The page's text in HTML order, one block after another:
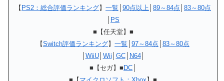
【 PS2：総合評価ランキング】 一覧 90点以上 89～84点 83～80点
PS
■【任天堂】■
【Switch評価ランキング】 一覧 97～84点 83～80点
WiiU│ Wii GC│ N64│
■【セガ】■ DC